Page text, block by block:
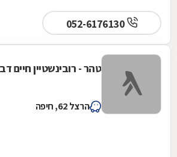
טהר - רובינשטיין חיים דב
הרצל 62, חיפה